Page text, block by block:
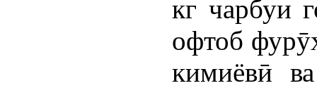
кг чарбуи
офтоб
кимиёвӣ